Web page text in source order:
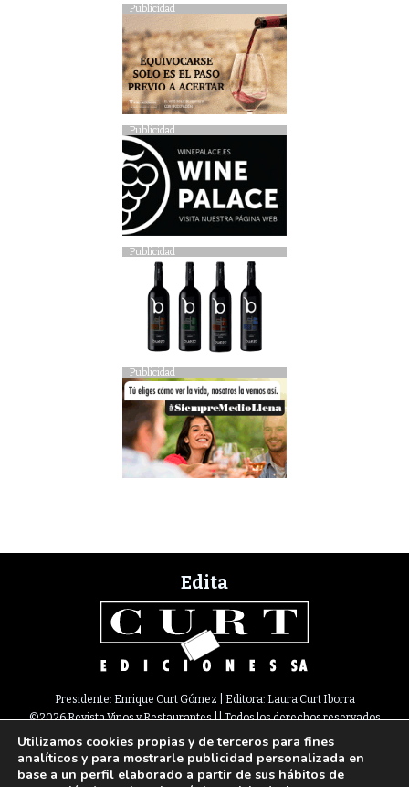
Publicidad
Publicidad
Publicidad
Publicidad
Edita
Presidente: Enrique Curt Gómez | Editora: Laura Curt Iborra
©2026 Revista Vinos y Restaurantes || Todos los derechos reservados
Newsletter Nota legal Política de Cookies Suscripción
Contacto
Paseo de Gracia, 63. 1º 2ª. 08008 Barcelona |933 180 101¦ Fax 933 183 505
Utilizamos cookies propias y de terceros para fines
analíticos y para mostrarle publicidad personalizada en
base a un perfil elaborado a partir de sus hábitos de